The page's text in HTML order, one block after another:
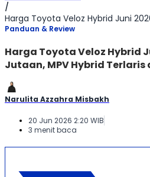
/
Panduan & Review
Harga Toyota Veloz Hybrid
Jutaan, MPV Hybrid Terlaris
Narulita Azzahra Misbakh
20 Jun 2026 2:20 WIB
3 menit baca